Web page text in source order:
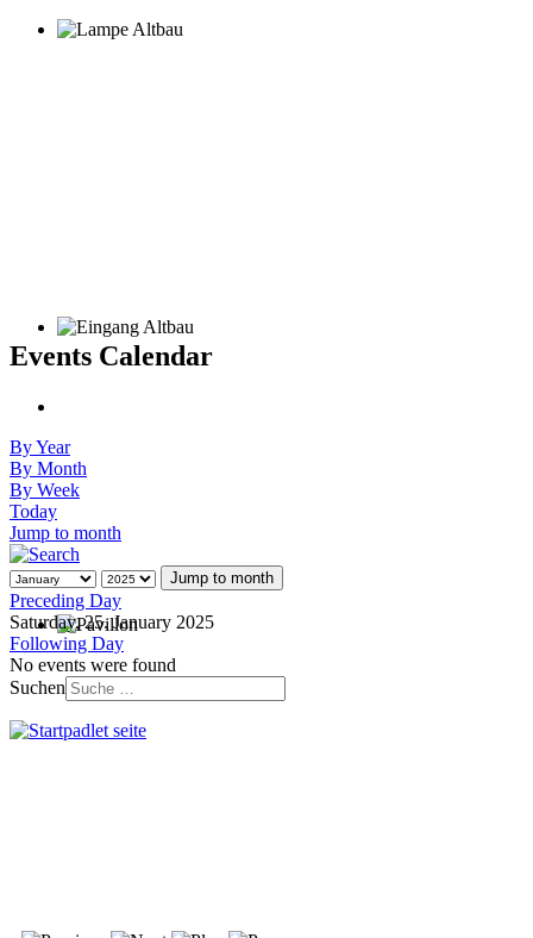
Events Calendar
By Year
By Month
By Week
Today
Jump to month
Jump to month
Preceding Day
Saturday, 25. January 2025
Following Day
No events were found
Suchen